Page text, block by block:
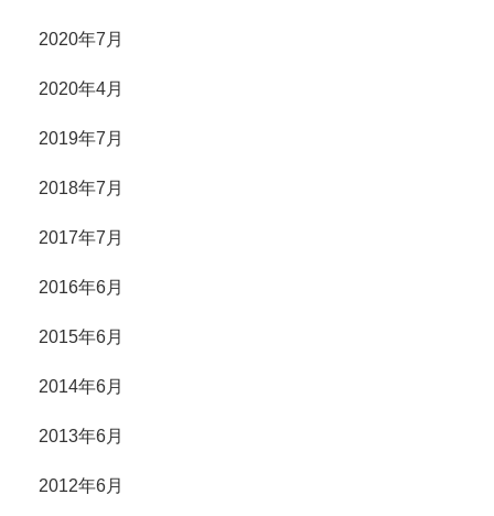
2020年7月
2020年4月
2019年7月
2018年7月
2017年7月
2016年6月
2015年6月
2014年6月
2013年6月
2012年6月